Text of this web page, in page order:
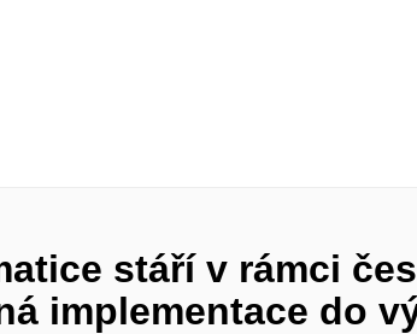
stáří v rámci
implementace do